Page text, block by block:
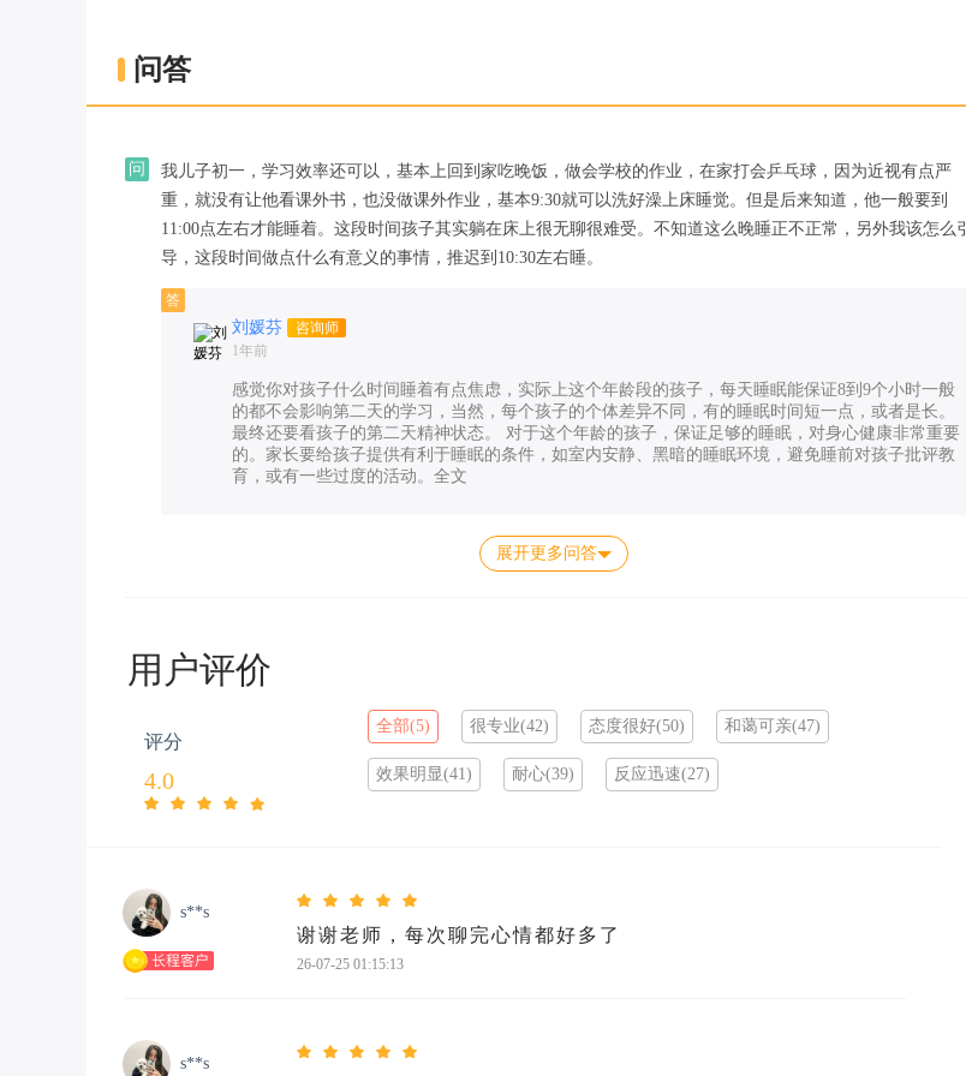
问答
问
我儿子初一，学习效率还可以，基本上回到家吃晚饭，做会学校的作业，在家打会乒乓球，因为近视有点严
重，就没有让他看课外书，也没做课外作业，基本9:30就可以洗好澡上床睡觉。但是后来知道，他一般要到
11:00点左右才能睡着。这段时间孩子其实躺在床上很无聊很难受。不知道这么晚睡正不正常，另外我该怎么引
导，这段时间做点什么有意义的事情，推迟到10:30左右睡。
答
刘媛芬
咨询师
1年前
感觉你对孩子什么时间睡着有点焦虑，实际上这个年龄段的孩子，每天睡眠能保证8到9个小时一般
的都不会影响第二天的学习，当然，每个孩子的个体差异不同，有的睡眠时间短一点，或者是长。
最终还要看孩子的第二天精神状态。 对于这个年龄的孩子，保证足够的睡眠，对身心健康非常重要
的。家长要给孩子提供有利于睡眠的条件，如室内安静、黑暗的睡眠环境，避免睡前对孩子批评教
育，或有一些过度的活动。 全文
展开更多问答
用户评价
评分
4.0
全部(5) 很专业(42) 态度很好(50) 和蔼可亲(47)
效果明显(41) 耐心(39) 反应迅速(27)
s**s
谢谢老师，每次聊完心情都好多了
26-07-25 01:15:13
s**s